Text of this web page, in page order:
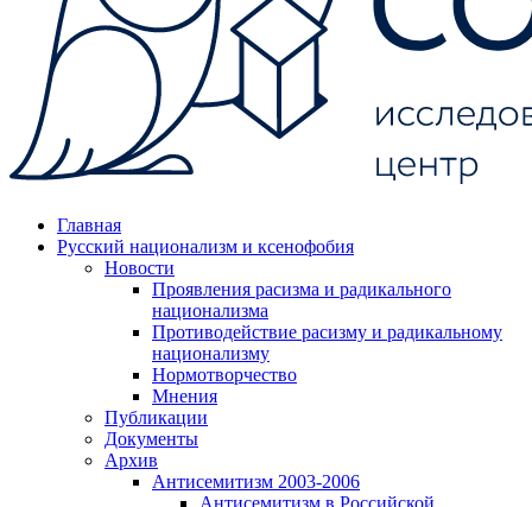
Главная
Русский национализм и ксенофобия
Новости
Проявления расизма и радикального
национализма
Противодействие расизму и радикальному
национализму
Нормотворчество
Мнения
Публикации
Документы
Архив
Антисемитизм 2003-2006